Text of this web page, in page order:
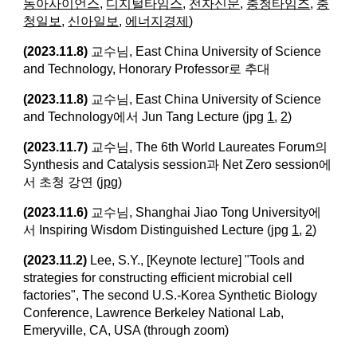
동아사이언스, 디지털타임스, 전자신문, 충청타임즈, 충
청일보 , 신아일보 , 에너지경제)
(2023.11.8) 교수님, East China University of Science
and Technology, Honorary Professor로 추대
(2023.11.8) 교수님, East China University of Science
and Technology에서 Jun Tang Lecture (jpg 1, 2)
(2023.11.7) 교수님, The 6th World Laureates Forum의
Synthesis and Catalysis session과 Net Zero session에
서 초청 강연 (jpg)
(2023.11.6) 교수님, Shanghai Jiao Tong University에
서 Inspiring Wisdom Distinguished Lecture (jpg 1, 2)
(2023.11.2) Lee, S.Y., [Keynote lecture] "Tools and
strategies for constructing efficient microbial cell
factories", The second U.S.-Korea Synthetic Biology
Conference, Lawrence Berkeley National Lab,
Emeryville, CA, USA (through zoom)